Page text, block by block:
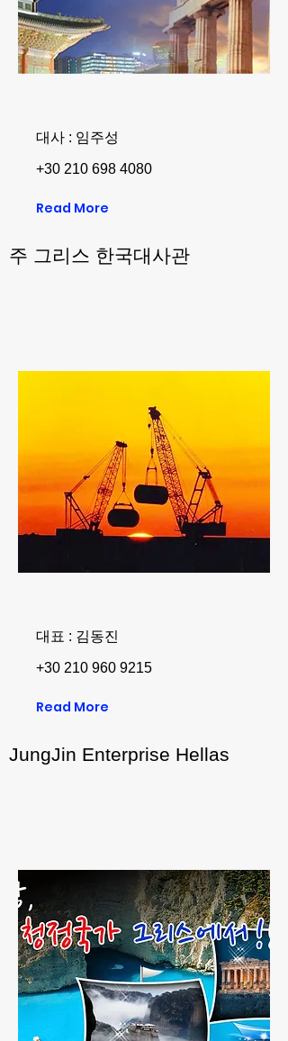
대사 : 임주성
+30 210 698 4080
Read More
주 그리스 한국대사관
대표 : 김동진
+30 210 960 9215
Read More
JungJin Enterprise Hellas